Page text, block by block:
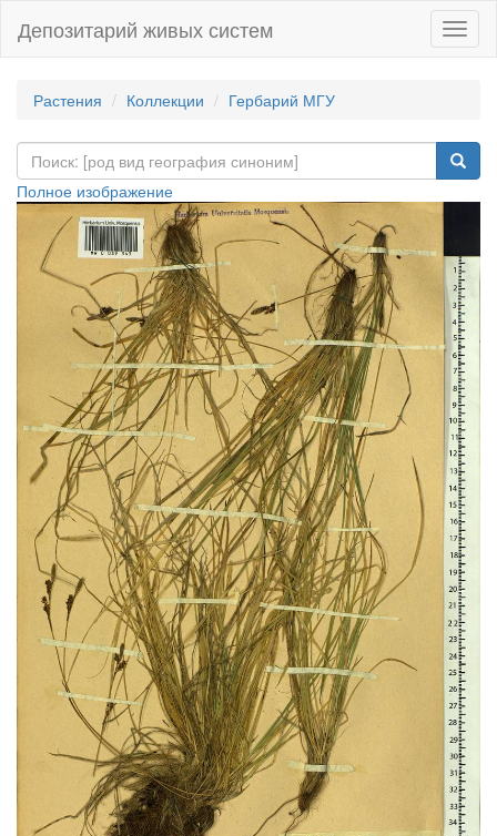
Депозитарий живых систем
Растения Коллекции Гербарий МГУ
Полное изображение